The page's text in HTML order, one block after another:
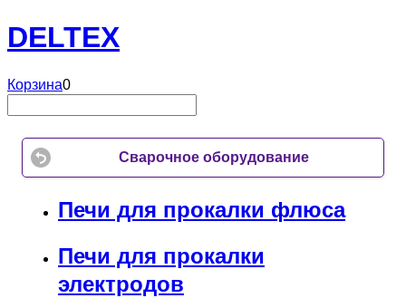
DELTEX
Корзина0
Сварочное оборудование
Печи для прокалки флюса
Печи для прокалки
электродов